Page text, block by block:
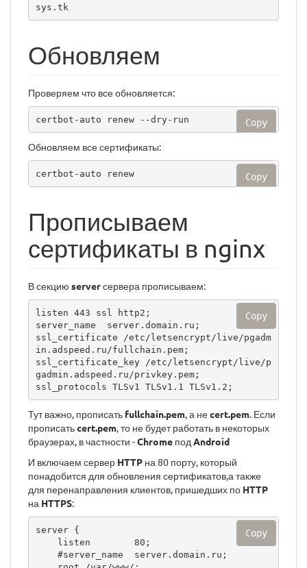
sys.tk
Обновляем
Проверяем что все обновляется:
certbot-auto renew --dry-run Copy
Обновляем все сертификаты:
certbot-auto renew Copy
Прописываем
сертификаты в nginx
В секцию serverсервера прописываем:
listen 443 ssl http2;
server_name  server.domain.ru;
ssl_certificate /etc/letsencrypt/live/pgadm
in.adspeed.ru/fullchain.pem;
ssl_certificate_key /etc/letsencrypt/live/p
gadmin.adspeed.ru/privkey.pem;
ssl_protocols TLSv1 TLSv1.1 TLSv1.2;
Copy
Тут важно, прописать fullchain.pem, а неcert.pem. Если
прописатьcert.pem, то не будет работать в некоторых
браузерах, в частности -Chrome под Android
И включаем сервер HTTP на 80 порту, который
понадобится для обновления сертификатов,а также
для перенаправления клиентов, пришедших по HTTP
на HTTPS:
server {
Copy